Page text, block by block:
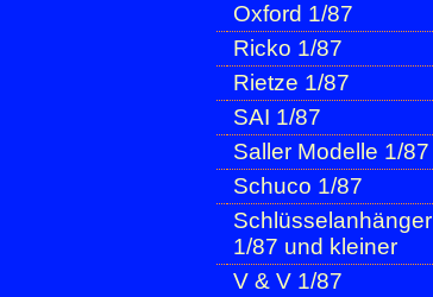
Oxford 1/87
Ricko 1/87
Rietze 1/87
SAI 1/87
Saller Modelle 1/87
Schuco 1/87
Schlüsselanhänger
1/87 und kleiner
V & V 1/87